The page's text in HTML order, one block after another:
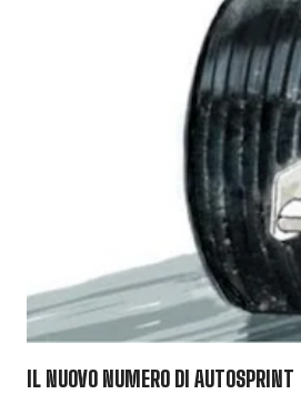
IL NUOVO NUMERO DI AUTOSPRINT